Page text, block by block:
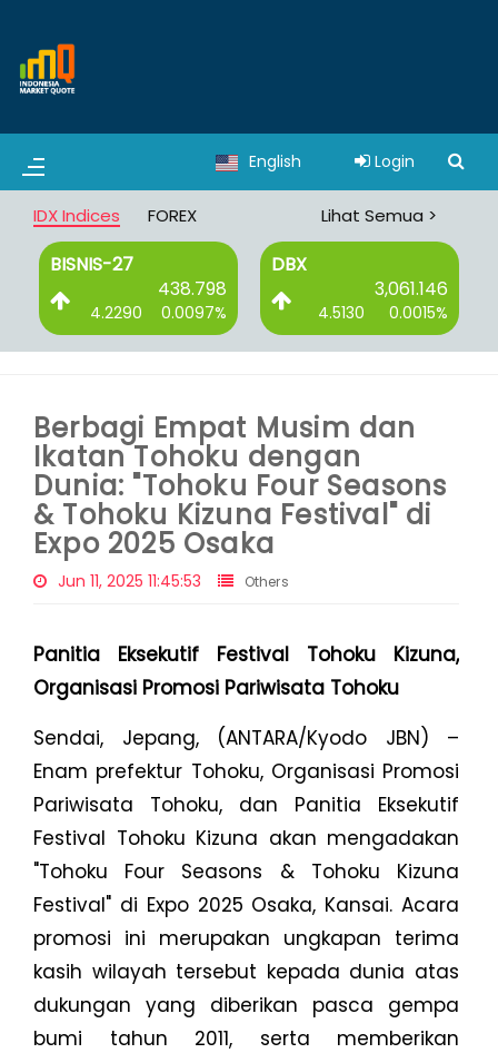
English Login
IDX Indices FOREX Lihat Semua >
BISNIS-27
438.798
4.2290 0.0097%
DBX
3,061.146
4.5130 0.0015%
Berbagi Empat Musim dan
Ikatan Tohoku dengan
Dunia: "Tohoku Four Seasons
& Tohoku Kizuna Festival" di
Expo 2025 Osaka
Jun 11, 2025 11:45:53 Others
Panitia Eksekutif Festival Tohoku Kizuna,
Organisasi Promosi Pariwisata Tohoku
Sendai, Jepang, (ANTARA/Kyodo JBN) –
Enam prefektur Tohoku, Organisasi Promosi
Pariwisata Tohoku, dan Panitia Eksekutif
Festival Tohoku Kizuna akan mengadakan
"Tohoku Four Seasons & Tohoku Kizuna
Festival" di Expo 2025 Osaka, Kansai. Acara
promosi ini merupakan ungkapan terima
kasih wilayah tersebut kepada dunia atas
dukungan yang diberikan pasca gempa
bumi tahun 2011, serta memberikan